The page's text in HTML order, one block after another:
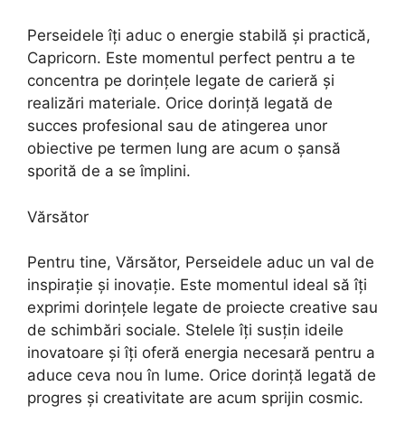
Perseidele îți aduc o energie stabilă și practică,
Capricorn. Este momentul perfect pentru a te
concentra pe dorințele legate de carieră și
realizări materiale. Orice dorință legată de
succes profesional sau de atingerea unor
obiective pe termen lung are acum o șansă
sporită de a se împlini.
Vărsător
Pentru tine, Vărsător, Perseidele aduc un val de
inspirație și inovație. Este momentul ideal să îți
exprimi dorințele legate de proiecte creative sau
de schimbări sociale. Stelele îți susțin ideile
inovatoare și îți oferă energia necesară pentru a
aduce ceva nou în lume. Orice dorință legată de
progres și creativitate are acum sprijin cosmic.